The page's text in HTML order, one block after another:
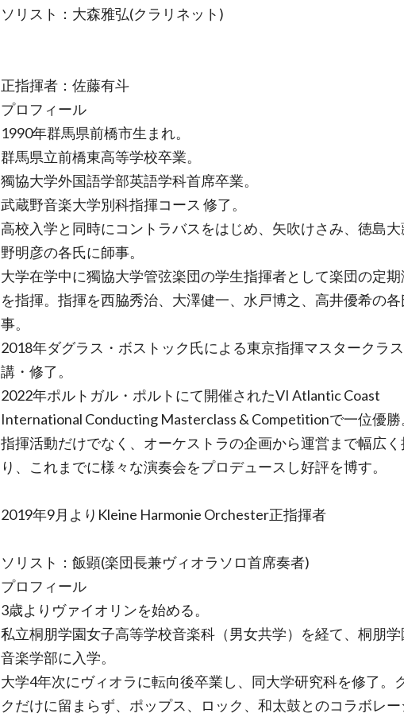
ソリスト：大森雅弘(クラリネット)
正指揮者：佐藤有斗
プロフィール
1990年群馬県前橋市生まれ。
群馬県立前橋東高等学校卒業。
獨協大学外国語学部英語学科首席卒業。
武蔵野音楽大学別科指揮コース 修了。
高校入学と同時にコントラバスをはじめ、矢吹けさみ、徳島
野明彦の各氏に師事。
大学在学中に獨協大学管弦楽団の学生指揮者として楽団の定期
を指揮。指揮を西脇秀治、大澤健一、水戸博之、高井優希の
事。
2018年ダグラス・ボストック氏による東京指揮マスタークラ
講・修了。
2022年ポルトガル・ポルトにて開催されたVI Atlantic Coast
International Conducting Masterclass & Competitionで一位優勝
指揮活動だけでなく、オーケストラの企画から運営まで幅広く
り、これまでに様々な演奏会をプロデュースし好評を博す。
2019年9月よりKleine Harmonie Orchester正指揮者
ソリスト：飯顕(楽団長兼ヴィオラソロ首席奏者)
プロフィール
3歳よりヴァイオリンを始める。
私立桐朋学園女子高等学校音楽科（男女共学）を経て、桐朋学
音楽学部に入学。
大学4年次にヴィオラに転向後卒業し、同大学研究科を修了。
クだけに留まらず、ポップス、ロック、和太鼓とのコラボレ